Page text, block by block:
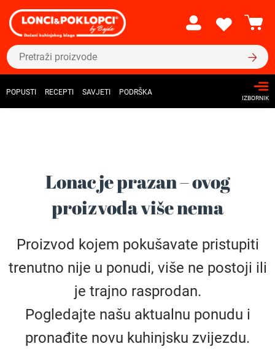
POPUSTI RECEPTI SAVJETI PODRŠKA
IZBORNIK
Lonac je prazan – ovog
proizvoda više nema
Proizvod kojem pokušavate pristupiti
trenutno nije u ponudi, više ne postoji ili
je trajno rasprodan.
Pogledajte našu aktualnu ponudu i
pronađite novu kuhinjsku zvijezdu.